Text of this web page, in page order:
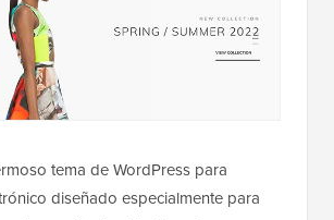
tema de WordPress para
diseñado especialmente para